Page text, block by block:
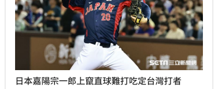
日本嘉陽宗一郎上竄直球難打吃定台灣打者